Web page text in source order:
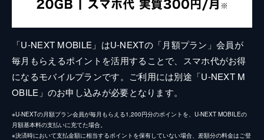
「U-NEXT MOBILE」はU-NEXTの「月額プラン」会員が
毎月もらえるポイントを活用することで、スマホ代がお得
になるモバイルプランです。ご利用には別途「U-NEXT M
OBILE」のお申し込みが必要となります。
※U-NEXTの月額プラン会員が毎月もらえる1,200円分のポイントを、U-NEXT MOBILEの
月額基本料の支払いに充てた場合。
※決済時において支払金額に相当するポイントを保有していない場合、差額分の料金はご登